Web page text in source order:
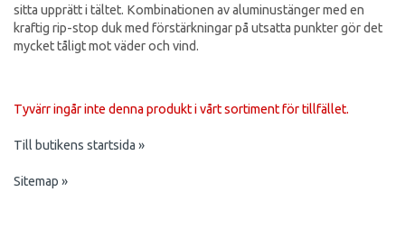
sitta upprätt i tältet. Kombinationen av aluminustänger med en
kraftig rip-stop duk med förstärkningar på utsatta punkter gör det
mycket tåligt mot väder och vind.
Tyvärr ingår inte denna produkt i vårt sortiment för tillfället.
Till butikens startsida »
Sitemap »